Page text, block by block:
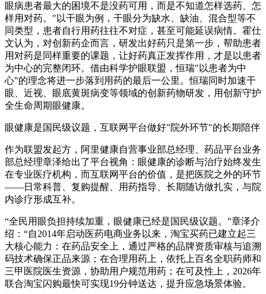
眼病患者最大的困境不是没药可用，而是不知道怎样选药、怎
样用对药。"以干眼为例，干眼分为缺水、缺油、混合型等不
同类型，患者自行用药往往不对症，甚至可能延误病情。霍仕
文认为，对创新药企而言，研发出好药只是第一步，帮助患者
用对药是同样重要的课题，让好药真正发挥作用，才是以患者
为中心的完整闭环。借由科学护眼联盟，恒瑞"以患者为中
心"的理念将进一步落到用药的最后一公里。恒瑞同时加速干
眼、近视、眼底黄斑病变等领域的创新药物研发，用创新守护
全生命周期眼健康。
眼健康是国民级议题，互联网平台做好"院外环节"的长期陪伴
作为联盟发起方， 阿里健康自营事业部总经理、药品平台业务
部总经理章泽给出了平台视角：眼健康的诊断与治疗始终发生
在专业医疗机构，而互联网平台的价值，是把医院之外的环节
——日常科普、复购提醒、用药指导、长期随访做扎实，与院
内诊疗形成互补。
“全民用眼负担持续加重，眼健康已经是国民级议题。"章泽介
绍：“自2014年启动医药电商业务以来，淘宝买药已建立起三
大核心能力：在药品安全上，通过严格的品牌资质审核与追溯
码技术确保正品来源；在合理用药上，依托上百名全职药师和
三甲医院医生资源，协助用户规范用药；在可及性上，2026年
联合淘宝闪购最快可实现19分钟送达，提升应急场景体验。